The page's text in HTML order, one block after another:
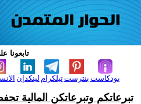
تابعونا
لينكدإن تيلكرامبنترست بودكاست
تبرعاتكم وتبرعاتكن المالية